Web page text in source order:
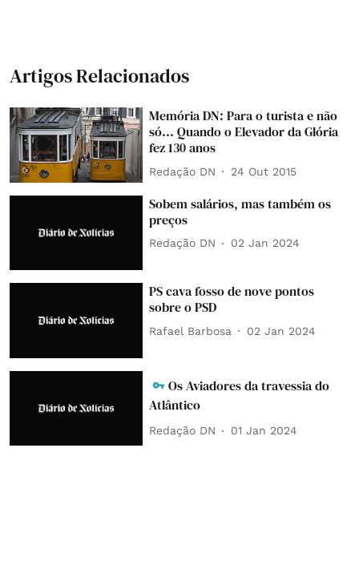
Artigos Relacionados
Memória DN: Para o turista e não
só... Quando o Elevador da Glória
fez 130 anos
Redação DN 24 Out 2015
Sobem salários, mas também os
preços
Redação DN 02 Jan 2024
PS cava fosso de nove pontos
sobre o PSD
Rafael Barbosa 02 Jan 2024
Os Aviadores da travessia do
Atlântico
Redação DN 01 Jan 2024